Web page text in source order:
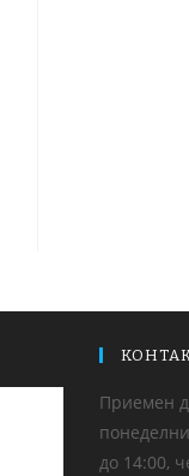
Приемен
до 14:00,